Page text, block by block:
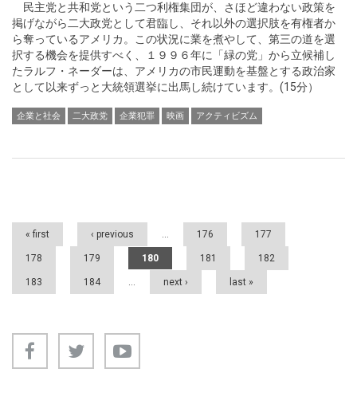
民主党と共和党という二つ利権集団が、さほど違わない政策を
掲げながら二大政党として君臨し、それ以外の選択肢を有権者か
ら奪っているアメリカ。この状況に業を煮やして、第三の道を選
択する機会を提供すべく、１９９６年に「緑の党」から立候補し
たラルフ・ネーダーは、アメリカの市民運動を基盤とする政治家
として以来ずっと大統領選挙に出馬し続けています。(15分）
企業と社会 二大政党 企業犯罪 映画 アクティビズム
Pages
« first ‹ previous … 176 177
178 179 180 181 182
183 184 … next › last »